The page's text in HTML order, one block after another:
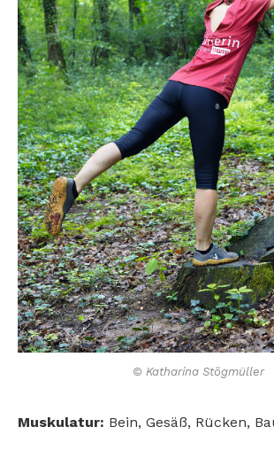
© Katharina Stögmüller
Muskulatur: Bein, Gesäß, Rücken,